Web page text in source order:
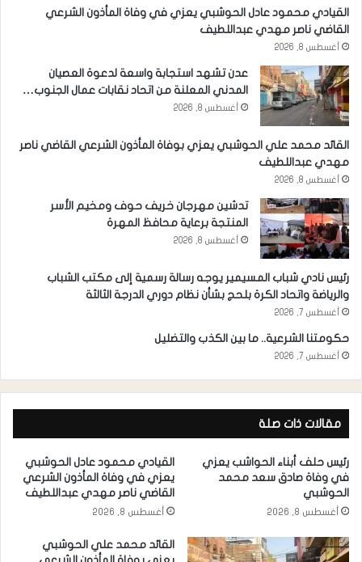
القيادي محمود عادل الحوشبي يعزي في وفاة المأذون الشرعي
القاضي ناصر مهدي عبداللطيف
أغسطس 8, 2026
عدن تشهد استجابة واسعة لدعوة العصيان
المدني المعلنة من اتحاد نقابات عمال الجنوب…
أغسطس 8, 2026
القائد محمد علي الحوشبي يعزي بوفاة المأذون الشرعي القاضي ناصر
مهدي عبداللطيف
أغسطس 8, 2026
تدشين مهرجان خريف حوف ومخيم الأسر
المنتجة برعاية محافظ المهرة
أغسطس 8, 2026
رئيس نادي شباب المسيمير يوجه رسالة رسمية إلى مكتب الشباب
والرياضة واتحاد الكرة بلحج بشأن نظام دوري الدرجة الثالثة
أغسطس 7, 2026
حكومتنا الشرعية.. ما بين الكذب والتضليل
أغسطس 7, 2026
مقالات ذات صلة
رئيس حلف أبناء الحواشب يعزي
في وفاة صادق سعد محمد
الحوشبي
أغسطس 8, 2026
القيادي محمود عادل الحوشبي
يعزي في وفاة المأذون الشرعي
القاضي ناصر مهدي عبداللطيف
أغسطس 8, 2026
القائد محمد علي الحوشبي